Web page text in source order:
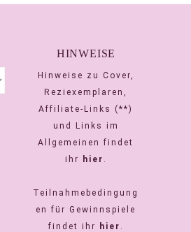
HINWEISE
Hinweise zu Cover,
Reziexemplaren,
Affiliate-Links (**)
und Links im
Allgemeinen findet
ihr
hier .
Teilnahmebedingung
en für Gewinnspiele
findet ihr
hier .